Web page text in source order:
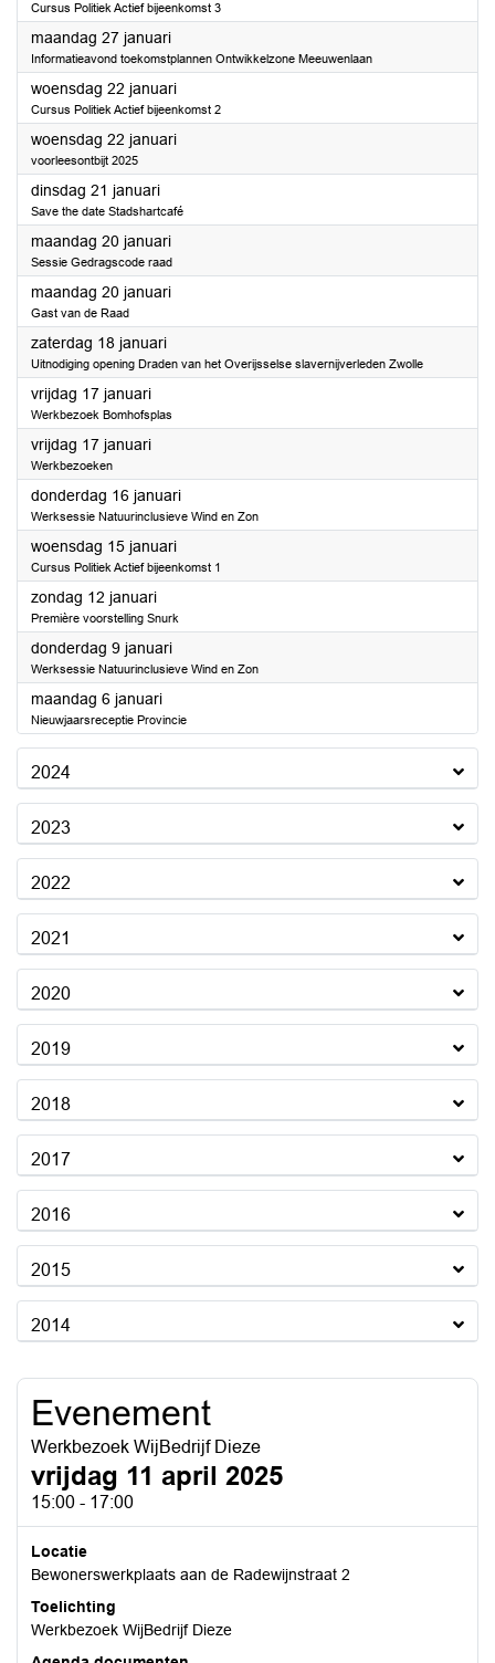
Cursus Politiek Actief bijeenkomst 3
maandag 27 januari2025
Informatieavond toekomstplannen Ontwikkelzone Meeuwenlaan
woensdag 22 januari2025
Cursus Politiek Actief bijeenkomst 2
woensdag 22 januari2025
voorleesontbijt 2025
dinsdag 21 januari2025
Save the date Stadshartcafé
maandag 20 januari2025
Sessie Gedragscode raad
maandag 20 januari2025
Gast van de Raad
zaterdag 18 januari2025
Uitnodiging opening Draden van het Overijsselse slavernijverleden Zwolle
vrijdag 17 januari2025
Werkbezoek Bomhofsplas
vrijdag 17 januari2025
Werkbezoeken
donderdag 16 januari2025
Werksessie Natuurinclusieve Wind en Zon
woensdag 15 januari2025
Cursus Politiek Actief bijeenkomst 1
zondag 12 januari2025
Première voorstelling Snurk
donderdag 9 januari2025
Werksessie Natuurinclusieve Wind en Zon
maandag 6 januari2025
Nieuwjaarsreceptie Provincie
2024
2023
2022
2021
2020
2019
2018
2017
2016
2015
2014
Evenement
Werkbezoek WijBedrijf Dieze
vrijdag 11 april 2025
15:00 - 17:00
Locatie
Bewonerswerkplaats aan de Radewijnstraat 2
Toelichting
Werkbezoek WijBedrijf Dieze